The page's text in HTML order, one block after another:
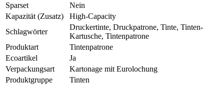
Sparset
Nein
Kapazität (Zusatz)
High-Capacity
Schlagwörter
Druckertinte, Druckpatrone, Tinte, Tinten-
Kartusche, Tintenpatrone
Produktart
Tintenpatrone
Ecoartikel
Ja
Verpackungsart
Kartonage mit Eurolochung
Produktgruppe
Tinten